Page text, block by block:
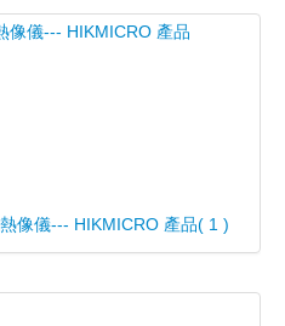
像儀--- HIKMICRO 產品( 1 )